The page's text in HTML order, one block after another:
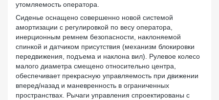
утомляемость оператора.
Сиденье оснащено совершенно новой системой
амортизации с регулировкой по весу оператора,
инерционным ремнем безопасности, наклоняемой
спинкой и датчиком присутствия (механизм блокировки
передвижения, подъема и наклона вил). Рулевое колесо
малого диаметра смещено относительно центра,
обеспечивает прекрасную управляемость при движении
вперед/назад и маневренность в ограниченных
пространствах. Рычаги управления спроектированы с